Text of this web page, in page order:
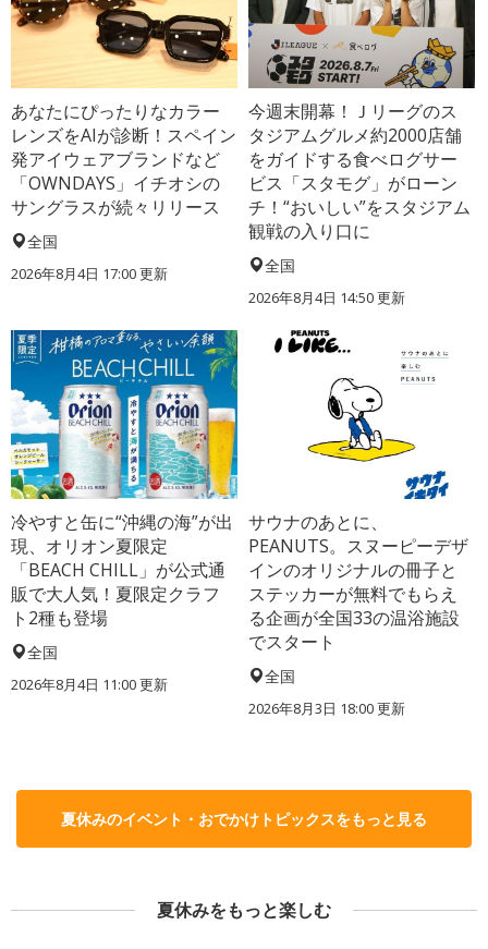
あなたにぴったりなカラー
レンズをAIが診断！スペイン
発アイウェアブランドなど
「OWNDAYS」イチオシの
サングラスが続々リリース
全国
2026年8月4日 17:00更新
今週末開幕！Ｊリーグのス
タジアムグルメ約2000店舗
をガイドする食べログサー
ビス「スタモグ」がローン
チ！“おいしい”をスタジアム
観戦の入り口に
全国
2026年8月4日 14:50更新
冷やすと缶に“沖縄の海”が出
現、オリオン夏限定
「BEACH CHILL」が公式通
販で大人気！夏限定クラフ
ト2種も登場
全国
2026年8月4日 11:00更新
サウナのあとに、
PEANUTS。スヌーピーデザ
インのオリジナルの冊子と
ステッカーが無料でもらえ
る企画が全国33の温浴施設
でスタート
全国
2026年8月3日 18:00更新
夏休みのイベント・おでかけトピックスをもっと見る
夏休みをもっと楽しむ